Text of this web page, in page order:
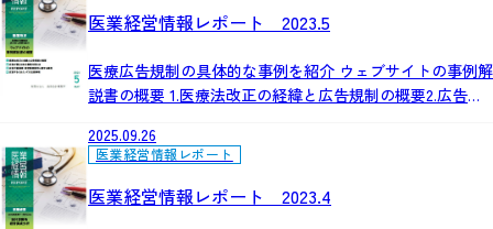
医業経営情報レポート 2023.5
医療広告規制の具体的な事例を紹介 ウェブサイトの事例解
説書の概要 1.医療法改正の経緯と広告規制の概要2.広告が
関する事例4.広告するにあたっての注意事項体的な対策
2025.09.26
医業経営情報レポート
医業経営情報レポート 2023.4